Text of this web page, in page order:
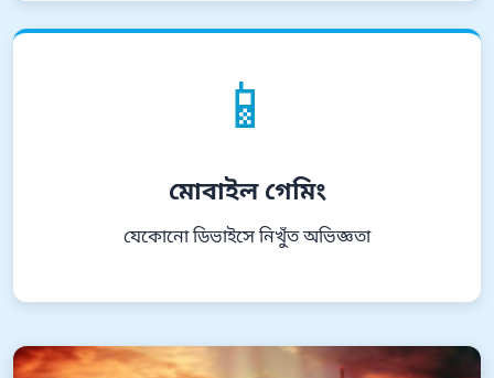
📱
মোবাইল গেমিং
যেকোনো ডিভাইসে নিখুঁত অভিজ্ঞতা